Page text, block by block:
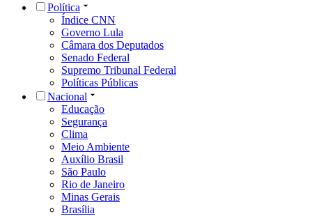
Política
Índice CNN
Governo Lula
Câmara dos Deputados
Senado Federal
Supremo Tribunal Federal
Políticas Públicas
Nacional
Educação
Segurança
Clima
Meio Ambiente
Auxílio Brasil
São Paulo
Rio de Janeiro
Minas Gerais
Brasília